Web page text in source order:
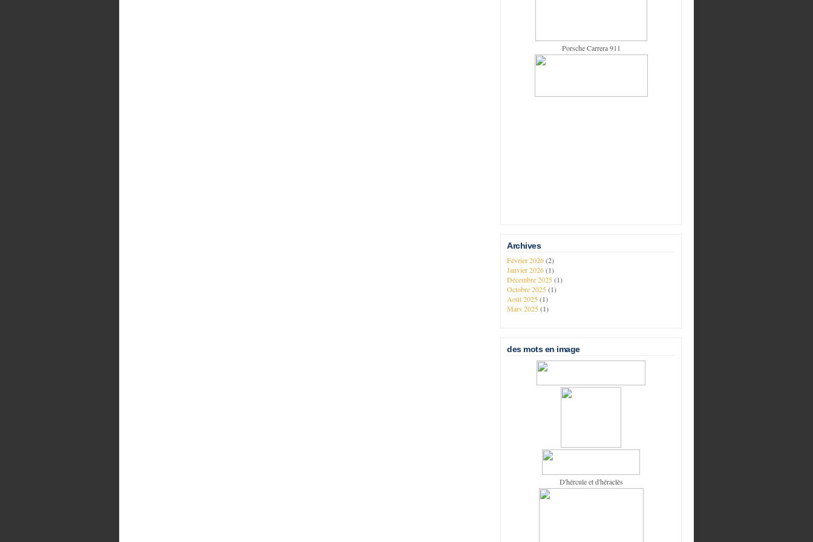
Porsche Carrera 911
Archives
Février 2026(2)
Janvier 2026(1)
Décembre 2025(1)
Octobre 2025(1)
Août 2025(1)
Mars 2025(1)
des mots en image
D'hércule et d'héraclès